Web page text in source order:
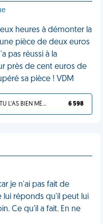
heures à démonter la
pièce de deux euros
pas réussi à la
près de cent euros de
sa pièce ! VDM
TU L'AS BIEN MÉRITÉ 6 598
je n'ai pas fait de
lui réponds qu'il peut lui
Ce qu'il a fait. En ne